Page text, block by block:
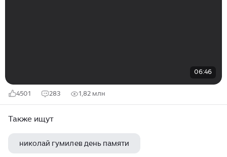
06:46
4501 283 1,82 млн
Также ищут
николай гумилев день памяти